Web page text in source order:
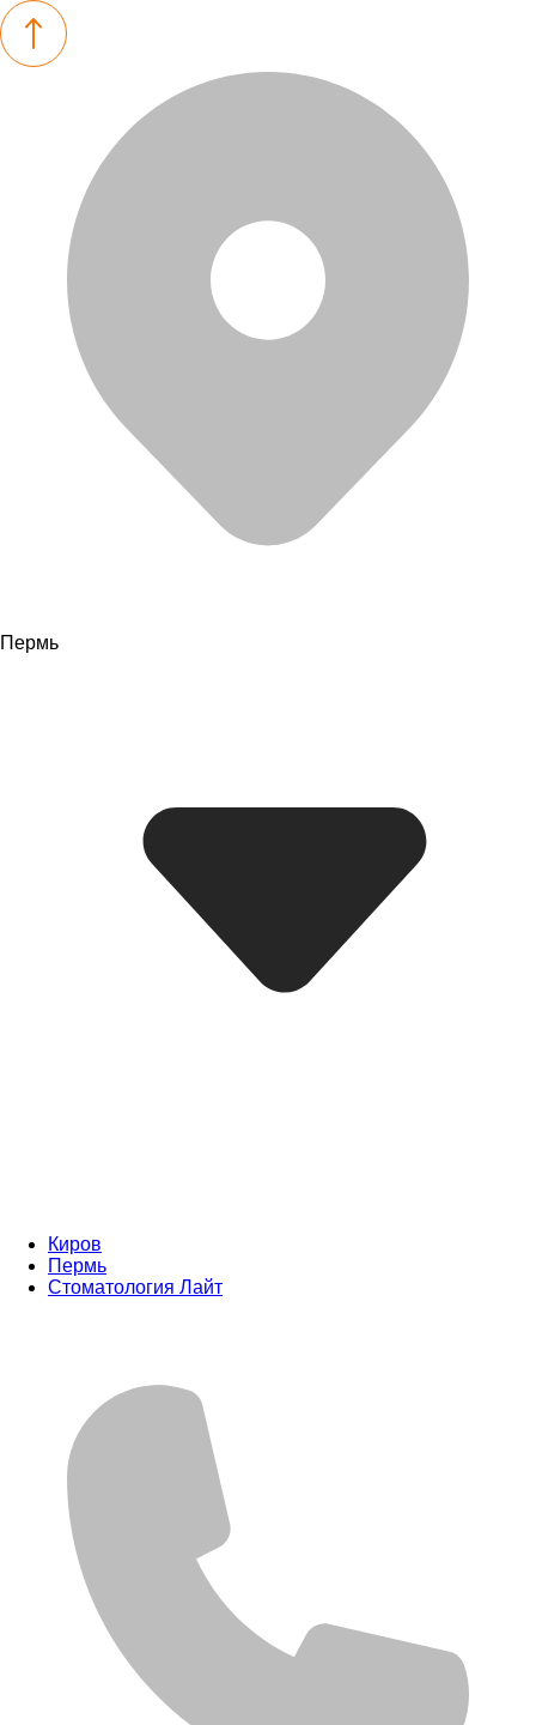
Пермь
Киров
Пермь
Стоматология Лайт